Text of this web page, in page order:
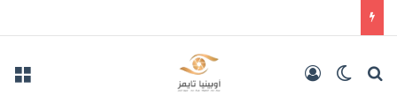
بحث عنالوضع المظلم